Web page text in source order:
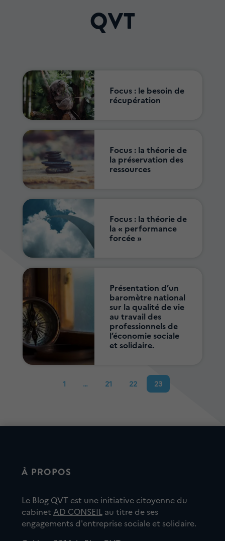
QVT
Focus : le besoin de
récupération
Focus : la théorie de
la préservation des
ressources
Focus : la théorie de
la « performance
forcée »
Présentation d’un
baromètre national
sur la qualité de vie
au travail des
professionnels de
l’économie sociale
et solidaire.
1 … 21 22 23
À PROPOS
Le Blog QVT est une initiative citoyenne du
cabinet AD CONSEILau titre de ses
engagements d'entreprise sociale et solidaire.